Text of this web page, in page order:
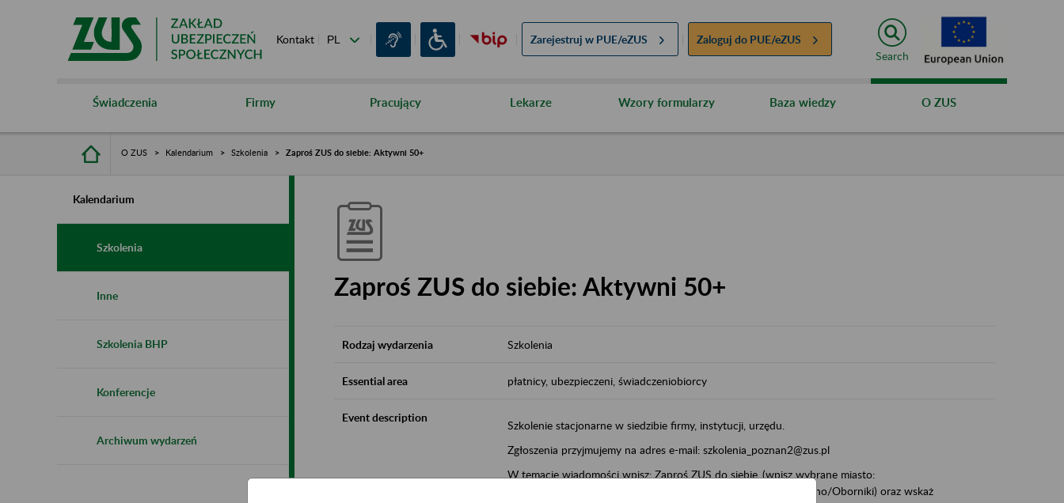
Kontakt Zarejestruj w PUE/eZUS Zaloguj do PUE/eZUS
Search
Świadczenia Firmy Pracujący Lekarze Wzory formularzy Baza wiedzy O ZUS
O ZUS Kalendarium Szkolenia Zaproś ZUS do siebie: Aktywni 50+
Kalendarium
Szkolenia
Inne
Szkolenia BHP
Konferencje
Archiwum wydarzeń
Zaproś ZUS do siebie: Aktywni 50+
Rodzaj wydarzenia Szkolenia
Essential area płatnicy, ubezpieczeni, świadczeniobiorcy
Event description
Szkolenie stacjonarne w siedzibie firmy, instytucji, urzędu.
Zgłoszenia przyjmujemy na adres e-mail: szkolenia_poznan2@zus.pl
W temacie wiadomości wpisz: Zaproś ZUS do siebie_(wpisz wybrane miasto:
Poznań/Konin/Koło/Turek/Słupca/Września/Śrem/Środa/Gniezno/Oborniki) oraz wskaż